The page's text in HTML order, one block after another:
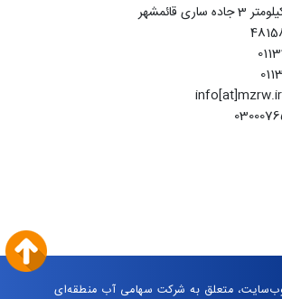
متعلق به شرکت سهامی آب منطقه‌ای